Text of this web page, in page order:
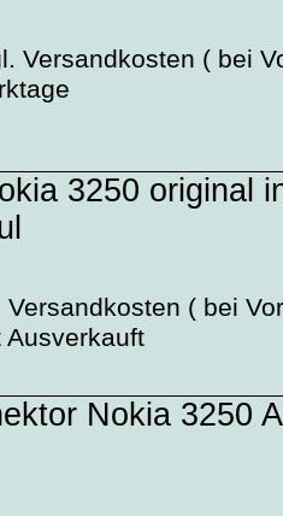
Versandkosten ( bei
3250 original
( bei
Nokia 3250